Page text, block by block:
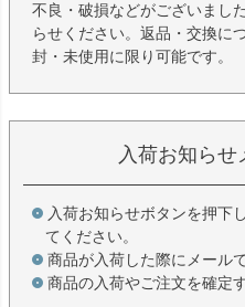
不良・破損などがございまし
らせください。返品・交換に
封・未使用に限り可能です。
入荷お知らせ
入荷お知らせボタンを押下
てください。
商品が入荷した際にメール
商品の入荷やご注文を確定